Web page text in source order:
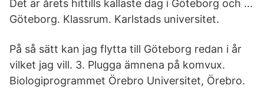
Det är årets hittills kallaste dag i Göteborg och …
Göteborg. Klassrum. Karlstads universitet.
På så sätt kan jag flytta till Göteborg redan i år
vilket jag vill. 3. Plugga ämnena på komvux.
Biologiprogrammet Örebro Universitet, Örebro.